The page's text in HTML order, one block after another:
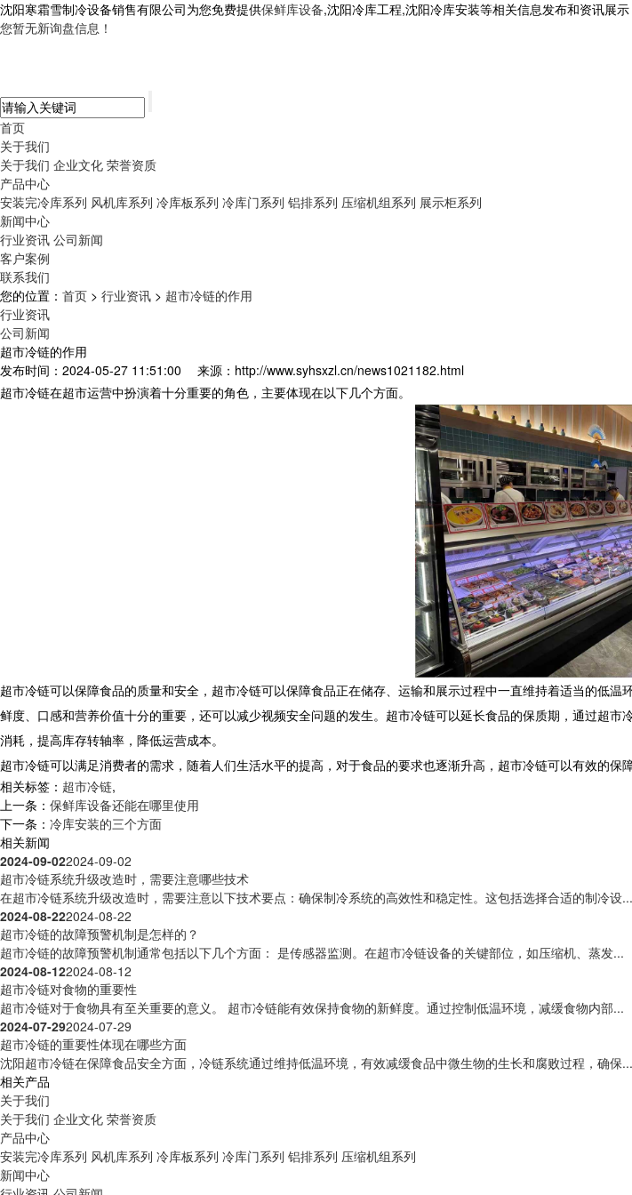
沈阳寒霜雪制冷设备销售有限公司为您免费提供保鲜库设备,沈阳冷库工程,沈阳冷库安装等相关信息发布和资讯展示
您暂无新询盘信息！
首页
关于我们
关于我们 企业文化 荣誉资质
产品中心
安装完冷库系列 风机库系列 冷库板系列 冷库门系列 铝排系列 压缩机组系列 展示柜系列
新闻中心
行业资讯 公司新闻
客户案例
联系我们
您的位置： 首页 > 行业资讯 > 超市冷链的作用
行业资讯
公司新闻
超市冷链的作用
发布时间：2024-05-27 11:51:00
来源：http://www.syhsxzl.cn/news1021182.html
超市冷链在超市运营中扮演着十分重要的角色，主要体现在以下几个方面。
超市冷链可以保障食品的质量和安全，超市冷链可以保障食品正在储存、运输和展示过程中一直维持着适当的低
鲜度、口感和营养价值十分的重要，还可以减少视频安全问题的发生。超市冷链可以延长食品的保质期，通过超
消耗，提高库存转轴率，降低运营成本。
超市冷链可以满足消费者的需求，随着人们生活水平的提高，对于食品的要求也逐渐升高，超市冷链可以有效的保
相关标签： 超市冷链,
上一条： 保鲜库设备还能在哪里使用
下一条： 冷库安装的三个方面
相关新闻
2024-09-022024-09-02
超市冷链系统升级改造时，需要注意哪些技术
在超市冷链系统升级改造时，需要注意以下技术要点：确保制冷系统的高效性和稳定性。这包括选择合适的制冷设...
2024-08-222024-08-22
超市冷链的故障预警机制是怎样的？
超市冷链的故障预警机制通常包括以下几个方面： 是传感器监测。在超市冷链设备的关键部位，如压缩机、蒸发...
2024-08-122024-08-12
超市冷链对食物的重要性
超市冷链对于食物具有至关重要的意义。 超市冷链能有效保持食物的新鲜度。通过控制低温环境，减缓食物内部...
2024-07-292024-07-29
超市冷链的重要性体现在哪些方面
沈阳超市冷链在保障食品安全方面，冷链系统通过维持低温环境，有效减缓食品中微生物的生长和腐败过程，确保...
相关产品
关于我们
关于我们 企业文化 荣誉资质
产品中心
安装完冷库系列 风机库系列 冷库板系列 冷库门系列 铝排系列 压缩机组系列
新闻中心